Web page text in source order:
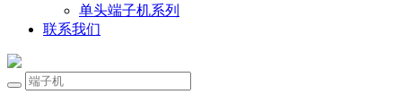
单头端子机系列
联系我们